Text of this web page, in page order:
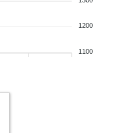
1200
1100